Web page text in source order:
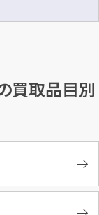
買取品目別